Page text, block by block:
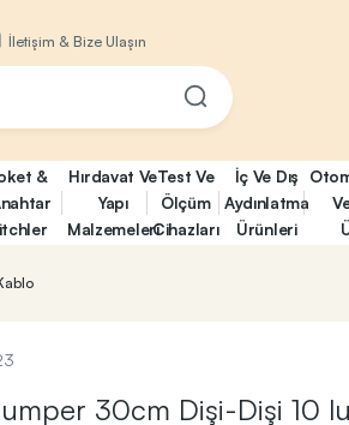
İletişim & Bize Ulaşın
&
Hırdavat Ve
Yapı
Malzemeleri
Test Ve
Ölçüm
Cihazları
İç Ve Dış
Aydınlatma
Ürünleri
30cm Dişi-Dişi 10